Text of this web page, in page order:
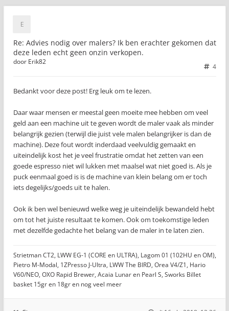
Re: Advies nodig over malers? Ik ben erachter gekomen dat
deze leden echt geen onzin verkopen.
4
door Erik82
Bedankt voor deze post! Erg leuk om te lezen.
Daar waar mensen er meestal geen moeite mee hebben om veel
geld aan een machine uit te geven wordt de maler vaak als minder
belangrijk gezien (terwijl die juist vele malen belangrijker is dan de
machine). Deze fout wordt inderdaad veelvuldig gemaakt en
uiteindelijk kost het je veel frustratie omdat het zetten van een
goede espresso niet wil lukken met maalsel wat niet goed is. Als je
puck eenmaal goed is is de machine van klein belang om er toch
iets degelijks/goeds uit te halen.
Ook ik ben wel benieuwd welke weg je uiteindelijk bewandeld hebt
om tot het juiste resultaat te komen. Ook om toekomstige leden
met dezelfde gedachte het belang van de maler in te laten zien.
Strietman CT2, LWW EG-1 (CORE en ULTRA), Lagom 01 (102HU en OM),
Pietro M-Modal, 1ZPresso J-Ultra, LWW The BIRD, Orea V4/Z1, Hario
V60/NEO, OXO Rapid Brewer, Acaia Lunar en Pearl S, Sworks Billet
basket 15gr en 18gr en nog veel meer